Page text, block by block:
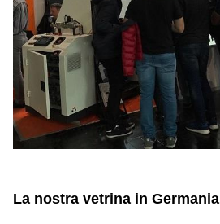
La nostra vetrina in Germania